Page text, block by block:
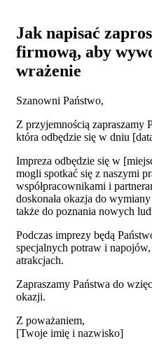
Jak napisać
firmową, aby
wrażenie
Szanowni Państwo,
Z przyjemnością zapraszamy
która odbędzie się w dniu
Impreza odbędzie się w
mogli spotkać się z naszymi
współpracownikami i
doskonała okazja do
także do poznania nowych
Podczas imprezy będą
specjalnych potraw i
atrakcjach.
Zapraszamy Państwa do
okazji.
Z poważaniem,
[Twoje imię i nazwisko]